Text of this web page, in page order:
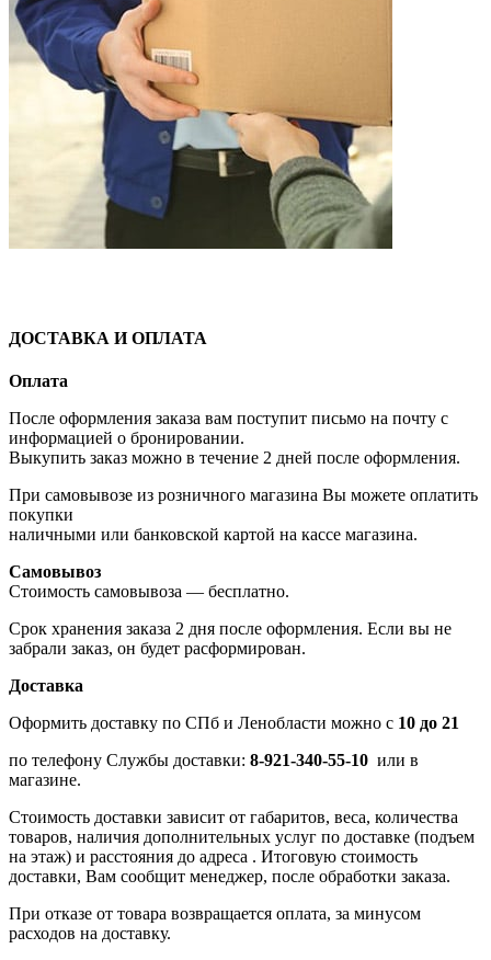
ДОСТАВКА И ОПЛАТА
Оплата
После оформления заказа вам поступит письмо на почту с
информацией о бронировании.
Выкупить заказ можно в течение 2 дней после оформления.
При самовывозе из розничного магазина Вы можете оплатить
покупки
наличными или банковской картой на кассе магазина.
Самовывоз
Стоимость самовывоза — бесплатно.
Срок хранения заказа 2 дня после оформления. Если вы не
забрали заказ, он будет расформирован.
Доставка
Оформить доставку по СПб и Ленобласти можно с 10 до 21
по телефону Службы доставки: 8-921-340-55-10 или в
магазине.
Стоимость доставки зависит от габаритов, веса, количества
товаров, наличия дополнительных услуг по доставке (подъем
на этаж) и расстояния до адреса . Итоговую стоимость
доставки, Вам сообщит менеджер, после обработки заказа.
При отказе от товара возвращается оплата, за минусом
расходов на доставку.